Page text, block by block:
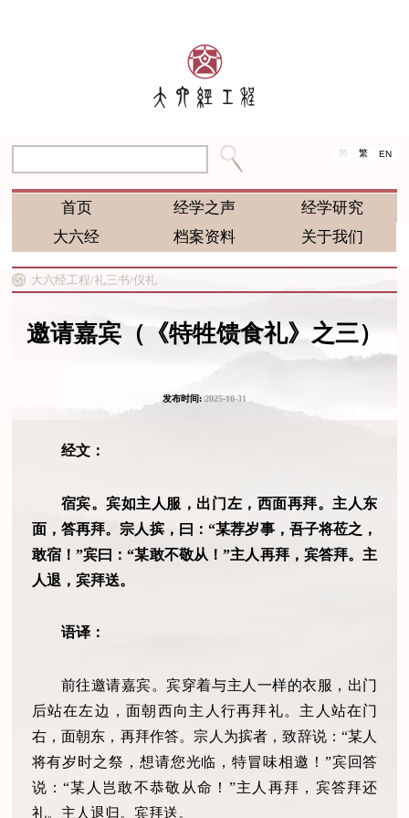
简 繁 EN
首页 经学之声
经学研究
大六经
档案资料 关于我们
大六经工程/礼三书/仪礼
邀请嘉宾（《特牲馈食礼》之三）
发布时间:2025-10-31
经文：
宿宾。宾如主人服，出门左，西面再拜。主人东
面，答再拜。宗人摈，曰：“某荐岁事，吾子将莅之，
敢宿！”宾曰：“某敢不敬从！”主人再拜，宾答拜。主
人退，宾拜送。
语译：
前往邀请嘉宾。宾穿着与主人一样的衣服，出门
后站在左边，面朝西向主人行再拜礼。主人站在门
右，面朝东，再拜作答。宗人为摈者，致辞说：“某人
将有岁时之祭，想请您光临，特冒味相邀！”宾回答
说：“某人岂敢不恭敬从命！”主人再拜，宾答拜还
礼。主人退归。宾拜送。